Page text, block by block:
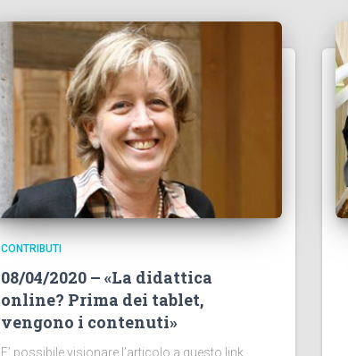
CONTRIBUTI
08/04/2020 – «La didattica
online? Prima dei tablet,
vengono i contenuti»
E’ possibile visionare l’articolo a questo link.